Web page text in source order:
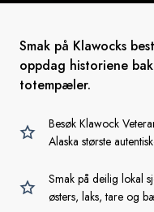
Smak på Klawocks
oppdag historiene
totempæler.
Besøk Klawock
Alaska største
Smak på deilig lokal
østers, laks, tare og